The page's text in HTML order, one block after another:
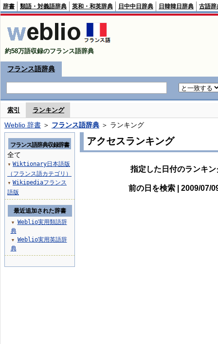
辞書 類語・対義語辞典 英和・和英辞典 日中中日辞典 日韓韓日辞典 古語辞
約58万語収録のフランス語辞典
フランス語辞典
索引 ランキング
Weblio 辞書 ＞ フランス語辞典 ＞ ランキング
アクセスランキング
指定した日付のランキ
前の日を検索 | 2009/07/
フランス語辞典収録辞書
全て
▼ Wiktionary日本語版
（フランス語カテゴリ）
▼ Wikipediaフランス
語版
最近追加された辞書
▼
Weblio実用類語辞
典
▼
Weblio実用英語辞
典